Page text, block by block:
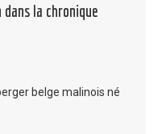
dans la chronique
belge malinois né